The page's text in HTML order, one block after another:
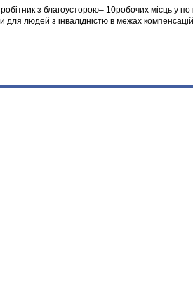
з благоусторою– 10робочих місць у
людей з інвалідністю в межах